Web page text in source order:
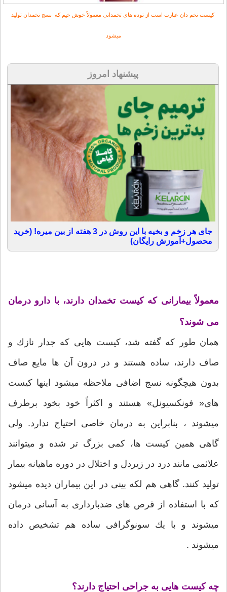
كیست تخم دان عبارت است از توده های تخمدانی معمولاً خوش خیم كه نسج تخمدان تولید
ميشود
پیشنهاد امروز
جای هر زخم و بخیه با این روش در 3 هفته از بین میره! (خرید
محصول+آموزش رایگان)
معمولاً بیمارانی كه كیست تخمدان دارند، با دارو درمان
می شوند؟
همان طور كه گفته شد، كیست هایی كه جدار نازك و
صاف دارند، ساده هستند و در درون آن ها مایع صاف
بدون هیچگونه نسج اضافی ملاحظه ميشود اینها كیست
های« فونكسیونل» هستند و اكثراً خود بخود برطرف
میشوند ، بنابراين به درمان خاصی احتیاج ندارد. ولی
گاهی همین كیست ها، كمی بزرگ تر شده و میتوانند
علائمی مانند درد در زیردل و اختلال در دوره ماهیانه بیمار
تولید كنند. گاهی هم لكه بینی در این بیماران دیده ميشود
كه با استفاده از قرص های ضدبارداری به آسانی درمان
میشوند و با یك سونوگرافی ساده هم تشخیص داده
میشوند .
چه كیست هایی به جراحی احتیاج دارند؟